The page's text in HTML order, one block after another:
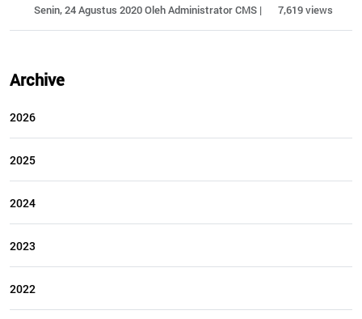
Senin, 24 Agustus 2020 Oleh Administrator CMS | 7,619 views
Archive
2026
2025
2024
2023
2022